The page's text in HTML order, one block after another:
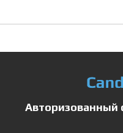
Авторизованный